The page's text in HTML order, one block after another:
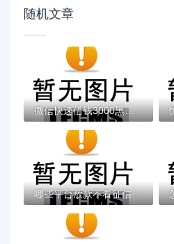
随机文章
微信快速借钱3000黑户能借吗？真实情况解析...
哪些平台放款不看征信？真实渠道与避坑指南